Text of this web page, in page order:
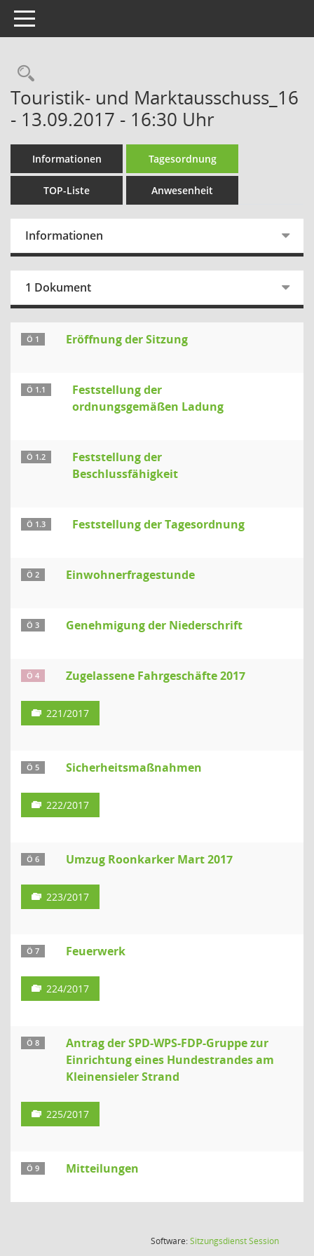
Toggle navigation
Rechercheauswahl
Touristik- und Marktausschuss_16
- 13.09.2017 - 16:30 Uhr
Informationen Tagesordnung
TOP-Liste Anwesenheit
Informationen
1 Dokument
Ö 1 Eröffnung der Sitzung
Ö 1.1
Feststellung der
ordnungsgemäßen Ladung
Ö 1.2
Feststellung der
Beschlussfähigkeit
Ö 1.3 Feststellung der Tagesordnung
Ö 2 Einwohnerfragestunde
Ö 3 Genehmigung der Niederschrift
Ö 4 Zugelassene Fahrgeschäfte 2017
221/2017
Ö 5 Sicherheitsmaßnahmen
222/2017
Ö 6 Umzug Roonkarker Mart 2017
223/2017
Ö 7 Feuerwerk
224/2017
Ö 8
Antrag der SPD-WPS-FDP-Gruppe zur
Einrichtung eines Hundestrandes am
Kleinensieler Strand
225/2017
Ö 9 Mitteilungen
Software:SitzungsdienstSession(Wird in